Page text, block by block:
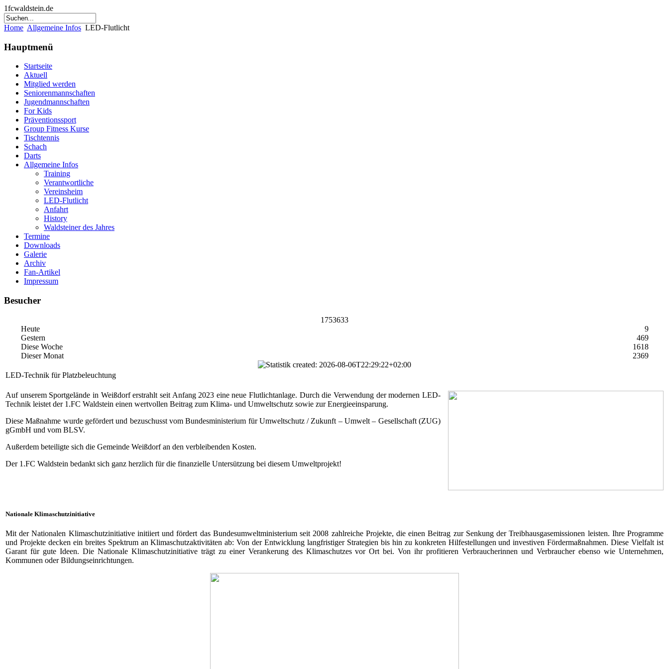
1fcwaldstein.de
Home Allgemeine Infos LED-Flutlicht
Hauptmenü
Startseite
Aktuell
Mitglied werden
Seniorenmannschaften
Jugendmannschaften
For Kids
Präventionssport
Group Fitness Kurse
Tischtennis
Schach
Darts
Allgemeine Infos
Training
Verantwortliche
Vereinsheim
LED-Flutlicht
Anfahrt
History
Waldsteiner des Jahres
Termine
Downloads
Galerie
Archiv
Fan-Artikel
Impressum
Besucher
1753633
Heute
9
Gestern
469
Diese Woche
1618
Dieser Monat
2369
LED-Technik für Platzbeleuchtung
Auf unserem Sportgelände in Weißdorf erstrahlt seit Anfang 2023 eine neue Flutlichtanlage. Durch die Verwendung der modernen LED-
Technik leistet der 1.FC Waldstein einen wertvollen Beitrag zum Klima- und Umweltschutz sowie zur Energieeinsparung.
Diese Maßnahme wurde gefördert und bezuschusst vom Bundesministerium für Umweltschutz / Zukunft – Umwelt – Gesellschaft (ZUG)
gGmbH und vom BLSV.
Außerdem beteiligte sich die Gemeinde Weißdorf an den verbleibenden Kosten.
Der 1.FC Waldstein bedankt sich ganz herzlich für die finanzielle Untersützung bei diesem Umweltprojekt!
Nationale Klimaschutzinitiative
Mit der Nationalen Klimaschutzinitiative initiiert und fördert das Bundesumweltministerium seit 2008 zahlreiche Projekte, die einen Beitrag zur Senkung der Treibhausgasemissionen leisten. Ihre Programme
und Projekte decken ein breites Spektrum an Klimaschutzaktivitäten ab: Von der Entwicklung langfristiger Strategien bis hin zu konkreten Hilfestellungen und investiven Fördermaßnahmen. Diese Vielfalt ist
Garant für gute Ideen. Die Nationale Klimaschutzinitiative trägt zu einer Verankerung des Klimaschutzes vor Ort bei. Von ihr profitieren Verbraucherinnen und Verbraucher ebenso wie Unternehmen,
Kommunen oder Bildungseinrichtungen.